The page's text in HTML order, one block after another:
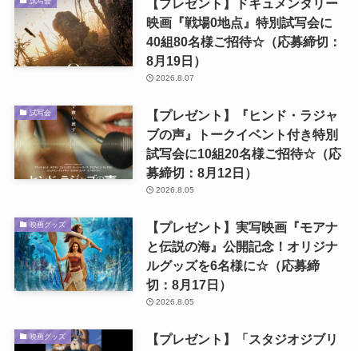
【プレゼント】ドキュメンタリー
映画『戦場0地点』特別試写会に
40組80名様ご招待☆（応募締切：
8月19日）
2026.8.07
試写会
【プレゼント】『ヒンド・ラジャ
ブの声』トークイベント付き特別
試写会に10組20名様ご招待☆（応
募締切：8月12日）
2026.8.05
映画グッズ
【プレゼント】実写映画『モアナ
と伝説の海』公開記念！オリジナ
ルグッズを6名様に☆（応募締
切：8月17日）
2026.8.05
映画グッズ
【プレゼント】「スタジオジブリ